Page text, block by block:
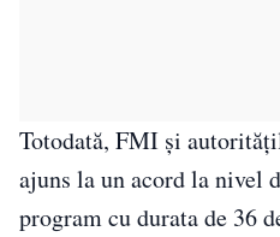
Totodată, FMI și
ajuns la un acord la nivel
program cu durata de 36